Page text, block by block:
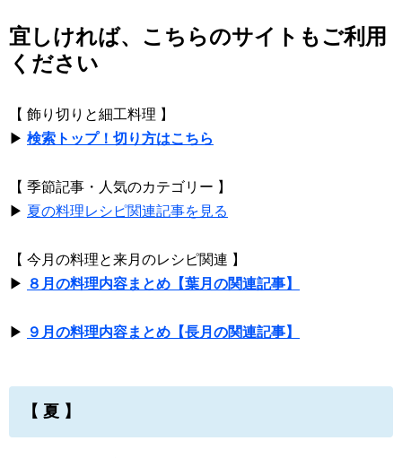
宜しければ、こちらのサイトもご利用
ください
【 飾り切りと細工料理 】
▶ 検索トップ！切り方はこちら
【 季節記事・人気のカテゴリー 】
▶ 夏の料理レシピ関連記事を見る
【 今月の料理と来月のレシピ関連 】
▶ ８月の料理内容まとめ【葉月の関連記事】
▶ ９月の料理内容まとめ【長月の関連記事】
【 夏 】